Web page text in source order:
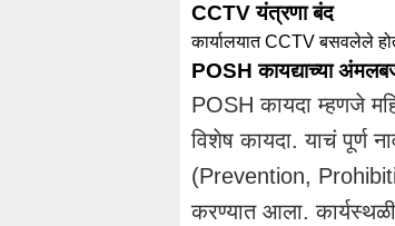
CCTV यंत्रणा बंद
कार्यालयात CCTV बसवलेले
POSH कायद्याच्या
POSH कायदा म्हणजे
विशेष कायदा. याचं पूर्ण
(Prevention,
करण्यात आला.